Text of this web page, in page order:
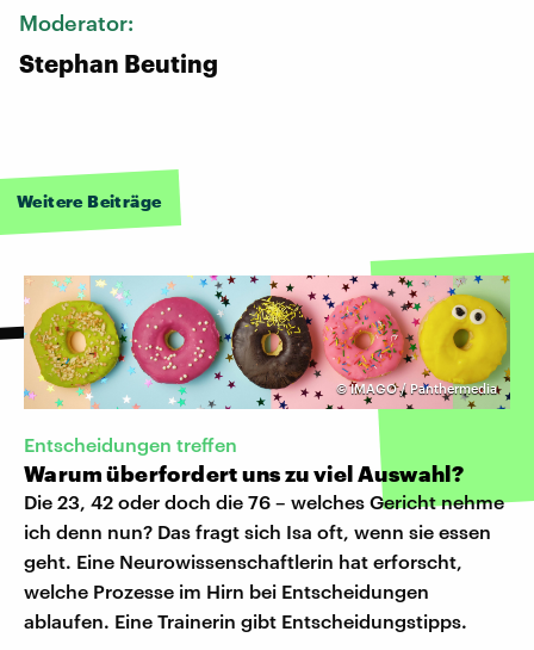
Moderator:
Stephan Beuting
Weitere Beiträge
©IMAGO / Panthermedia
Entscheidungen treffen
Warum überfordert uns zu viel Auswahl?
Die 23, 42 oder doch die 76 – welches Gericht nehme
ich denn nun? Das fragt sich Isa oft, wenn sie essen
geht. Eine Neurowissenschaftlerin hat erforscht,
welche Prozesse im Hirn bei Entscheidungen
ablaufen. Eine Trainerin gibt Entscheidungstipps.